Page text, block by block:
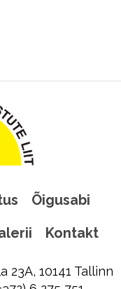
Õigusabi
Kontakt
10141 Tallinn